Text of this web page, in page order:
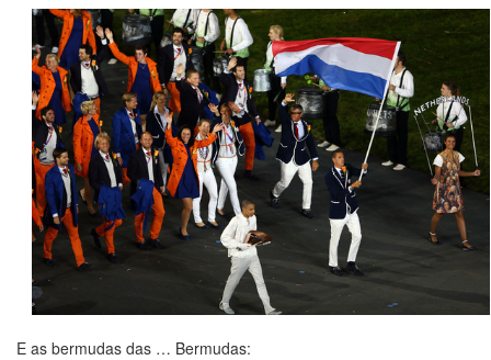
E as bermudas das … Bermudas: